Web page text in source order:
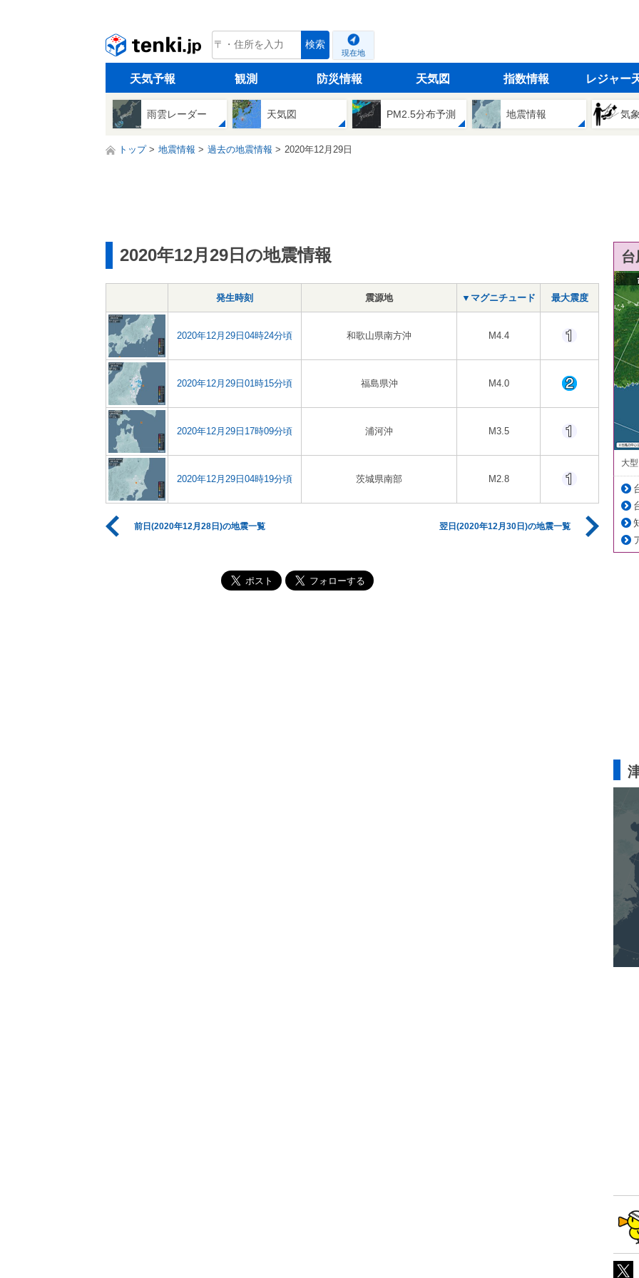
tenki.jp 検索
現在地
天気予報 観測 防災情報 天気図 指数情報 レジャー
雨雲レーダー 天気図 PM2.5分布予測 地震情報 気
トップ 地震情報 過去の地震情報 2020年12月29日
2020年12月29日の地震情報
発生時刻 震源地 ▼マグニチュード 最大震度
2020年12月29日04時24分頃 和歌山県南方沖 M4.4
2020年12月29日01時15分頃 福島県沖 M4.0
2020年12月29日17時09分頃 浦河沖 M3.5
2020年12月29日04時19分頃 茨城県南部 M2.8
前日(2020年12月28日)の地震一覧 翌日(2020年12月30日)の地震一覧
大